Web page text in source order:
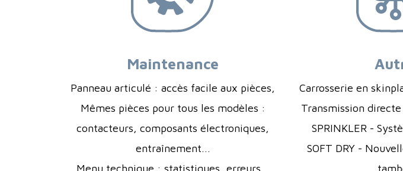
Maintenance
Panneau articulé : accès facile aux pièces,
Mêmes pièces pour tous les modèles :
contacteurs, composants électroniques,
entraînement...
Menu technique : statistiques, erreurs...
Carrosserie en
Transmission
SPRINKLER -
SOFT DRY -